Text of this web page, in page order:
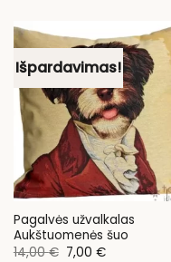
Išpardavimas!
Pagalvės užvalkalas
Aukštuomenės šuo
14,00€ Original
7,00 €Current